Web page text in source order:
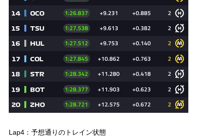
Lap4：予想通りのトレイン状態